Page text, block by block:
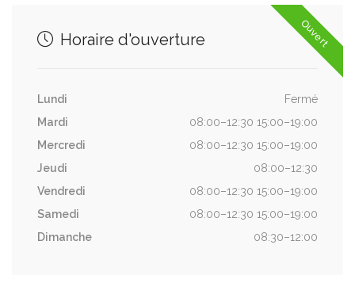
Ouvert
Horaire d'ouverture
Lundi
Fermé
Mardi
08:00–12:30 15:00–19:00
Mercredi
08:00–12:30 15:00–19:00
Jeudi
08:00–12:30
Vendredi
08:00–12:30 15:00–19:00
Samedi
08:00–12:30 15:00–19:00
Dimanche
08:30–12:00